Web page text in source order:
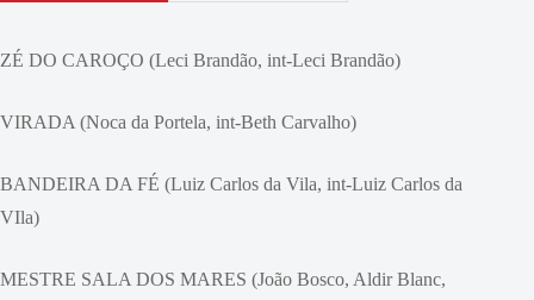
ZÉ DO CAROÇO (Leci Brandão, int-Leci Brandão)
VIRADA (Noca da Portela, int-Beth Carvalho)
BANDEIRA DA FÉ (Luiz Carlos da Vila, int-Luiz Carlos da
VIla)
MESTRE SALA DOS MARES (João Bosco, Aldir Blanc,